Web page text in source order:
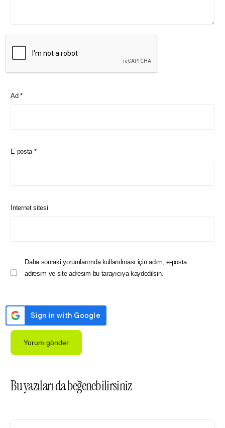
Ad*
E-posta *
İnternet sitesi
Daha sonraki yorumlarımda kullanılması için adım, e-posta
adresim ve site adresim bu tarayıcıya kaydedilsin.
Bu yazıları da beğenebilirsiniz